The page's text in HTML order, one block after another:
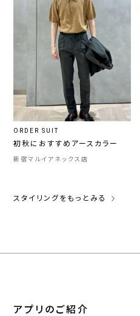
ORDER SUIT
初秋におすすめアースカラー
新宿マルイアネックス店
スタイリングをもっとみる
アプリのご紹介